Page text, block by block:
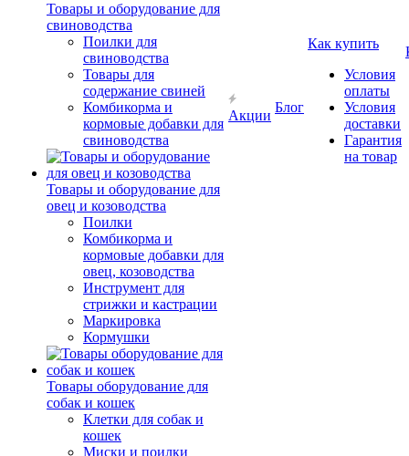
Товары и оборудование для
свиноводства
Поилки для
свиноводства
Товары для
содержание свиней
Комбикорма и
кормовые добавки для
свиноводства
Товары и оборудование для
овец и козоводства
Поилки
Комбикорма и
кормовые добавки для
овец, козоводства
Инструмент для
стрижки и кастрации
Маркировка
Кормушки
Товары оборудование для
собак и кошек
Клетки для собак и
кошек
Миски и поилки
Акции
Блог
Как купить
Условия
оплаты
Условия
доставки
Гарантия
на товар